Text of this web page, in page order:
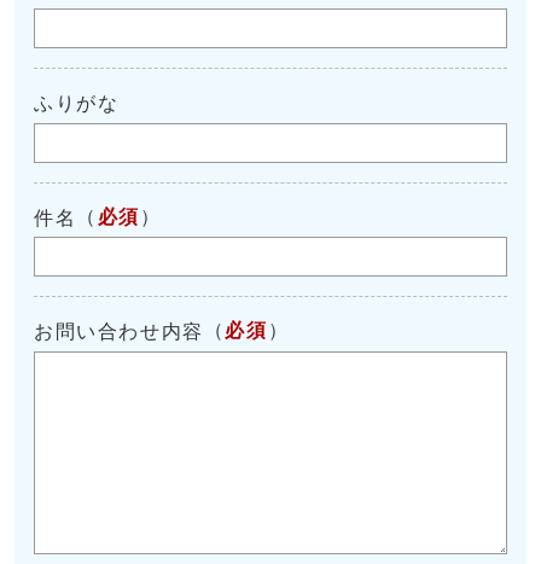
ふりがな
件名 （ 必須 ）
お問い合わせ内容 （ 必須 ）